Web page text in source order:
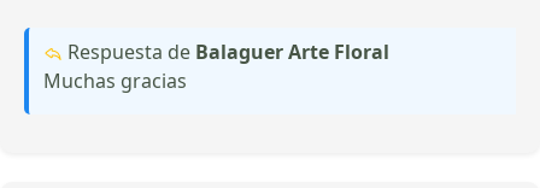
Respuesta de Balaguer Arte Floral
Muchas gracias